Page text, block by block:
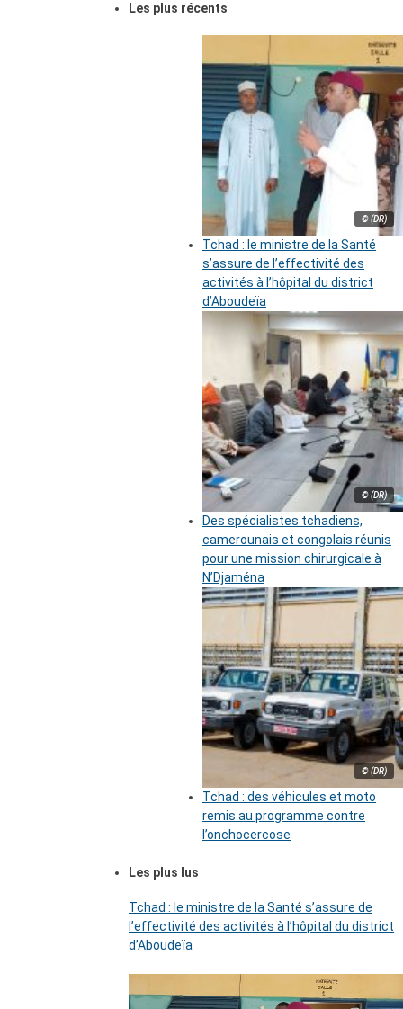
Les plus récents
© (DR)
Tchad : le ministre de la Santé
s’assure de l’effectivité des
activités à l’hôpital du district
d’Aboudeïa
© (DR)
Des spécialistes tchadiens,
camerounais et congolais réunis
pour une mission chirurgicale à
N’Djaména
© (DR)
Tchad : des véhicules et moto
remis au programme contre
l’onchocercose
Les plus lus
Tchad : le ministre de la Santé s’assure de
l’effectivité des activités à l’hôpital du district
d’Aboudeïa